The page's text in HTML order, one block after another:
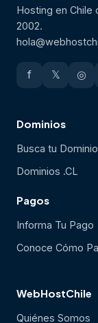
Hosting en Chile
2002.
f 𝕏 ◎
Dominios
Busca tu Dominio
Dominios .CL
Pagos
Informa Tu Pago
Conoce Cómo
WebHostChile
Quiénes Somos